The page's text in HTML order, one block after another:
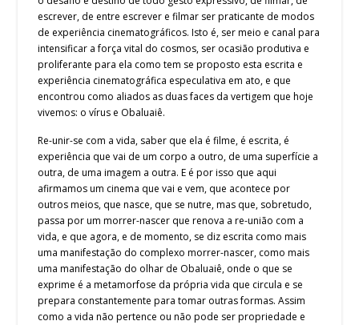
escrever, de entre escrever e filmar ser praticante de modos
de experiência cinematográficos. Isto é, ser meio e canal para
intensificar a força vital do cosmos, ser ocasião produtiva e
proliferante para ela como tem se proposto esta escrita e
experiência cinematográfica especulativa em ato, e que
encontrou como aliados as duas faces da vertigem que hoje
vivemos: o vírus e Obaluaiê.
Re-unir-se com a vida, saber que ela é filme, é escrita, é
experiência que vai de um corpo a outro, de uma superfície a
outra, de uma imagem a outra. E é por isso que aqui
afirmamos um cinema que vai e vem, que acontece por
outros meios, que nasce, que se nutre, mas que, sobretudo,
passa por um morrer-nascer que renova a re-união com a
vida, e que agora, e de momento, se diz escrita como mais
uma manifestação do complexo morrer-nascer, como mais
uma manifestação do olhar de Obaluaiê, onde o que se
exprime é a metamorfose da própria vida que circula e se
prepara constantemente para tomar outras formas. Assim
como a vida não pertence ou não pode ser propriedade e